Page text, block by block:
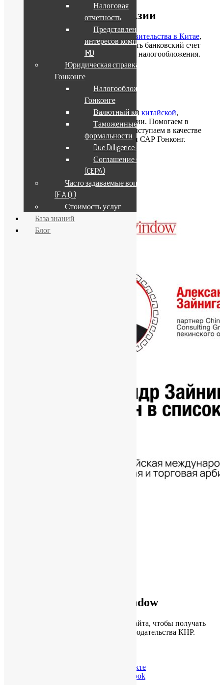
Регистрация бизнеса в Азии
компании и представительства в Китае,
. Помогаем открыть банковский счет
компании. Консультируем по вопросам налогообложения.
Бухгалтерия и аудит
Организуем бухгалтерию и аудит вашей китайской,
сингапурскойкомпании. Помогаем в
составлении налоговой отчетности. Выступаем в качестве
налоговых представителей в Китае или САР Гонконг.
Новости компании
30.06.2026
Подпишись на ChinaWindow
Подпишитесь на обновления нашего сайта, чтобы получать
анонсы статей, обзоры и новости законодательства КНР.
ChinaWindow Вконтакте
ChinaWindow в Facebook
Налоговая
отчетность
Представление
интересов компании в
IRD
Юридическая справка о
Гонконге
Налогообложение в
Гонконге
Валютный контроль
Таможенные
формальности
Due Dilligence & KYC
Соглашение СТЭП
(CEPA)
Часто задаваемые вопросы
(F.A.Q.)
Стоимость услуг
База знаний
Блог